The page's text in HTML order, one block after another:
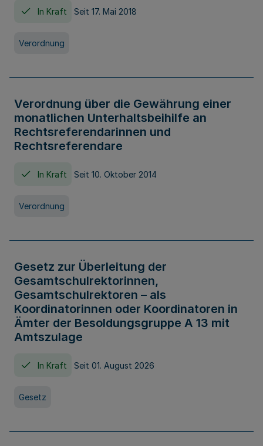
In Kraft Seit 17. Mai 2018
Verordnung
Verordnung über die Gewährung einer
monatlichen Unterhaltsbeihilfe an
Rechtsreferendarinnen und
Rechtsreferendare
In Kraft Seit 10. Oktober 2014
Verordnung
Gesetz zur Überleitung der
Gesamtschulrektorinnen,
Gesamtschulrektoren – als
Koordinatorinnen oder Koordinatoren in
Ämter der Besoldungsgruppe A 13 mit
Amtszulage
In Kraft Seit 01. August 2026
Gesetz